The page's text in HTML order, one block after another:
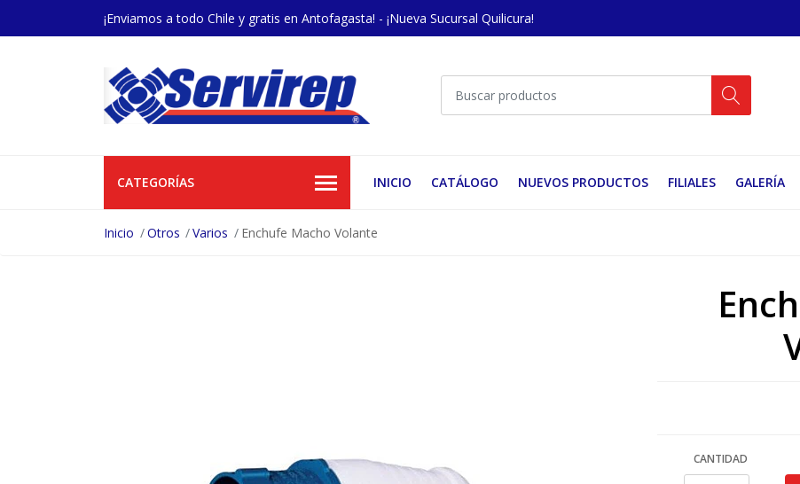
¡Enviamos a todo Chile y gratis en Antofagasta! - ¡Nueva Sucursal Quilicura!
CATEGORÍAS INICIO CATÁLOGO NUEVOS PRODUCTOS FILIALES GALERÍA
Inicio Otros Varios Enchufe Macho Volante
CANTIDAD